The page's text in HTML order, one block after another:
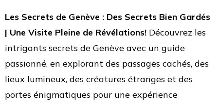
Les Secrets de Genève : Des Secrets Bien Gardés
| Une Visite Pleine de Révélations! Découvrez les
intrigants secrets de Genève avec un guide
passionné, en explorant des passages cachés, des
lieux lumineux, des créatures étranges et des
portes énigmatiques pour une expérience